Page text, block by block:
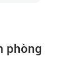
phòng